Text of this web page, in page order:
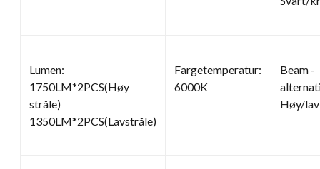
Lumen:
1750LM*2PCS(Høy
stråle)
1350LM*2PCS(Lavstråle)
Fargetemperatur:
6000K
Beam -
Høy/